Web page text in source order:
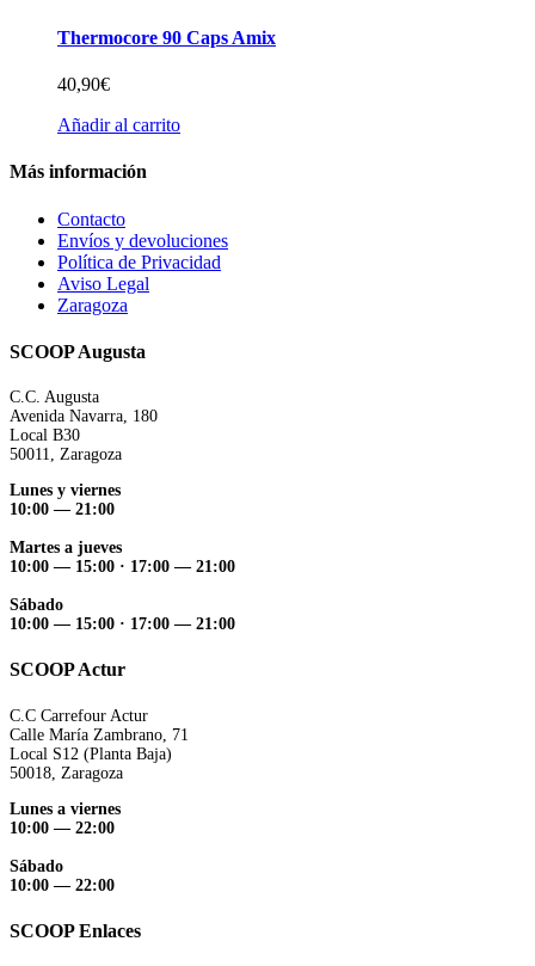
Thermocore 90 Caps Amix
40,90€
Añadir al carrito
Más información
Contacto
Envíos y devoluciones
Política de Privacidad
Aviso Legal
Zaragoza
SCOOP Augusta
C.C. Augusta
Avenida Navarra, 180
Local B30
50011, Zaragoza
Lunes y viernes
10:00 — 21:00
Martes a jueves
10:00 — 15:00 · 17:00 — 21:00
Sábado
10:00 — 15:00 · 17:00 — 21:00
SCOOP Actur
C.C Carrefour Actur
Calle María Zambrano, 71
Local S12 (Planta Baja)
50018, Zaragoza
Lunes a viernes
10:00 — 22:00
Sábado
10:00 — 22:00
SCOOP Enlaces